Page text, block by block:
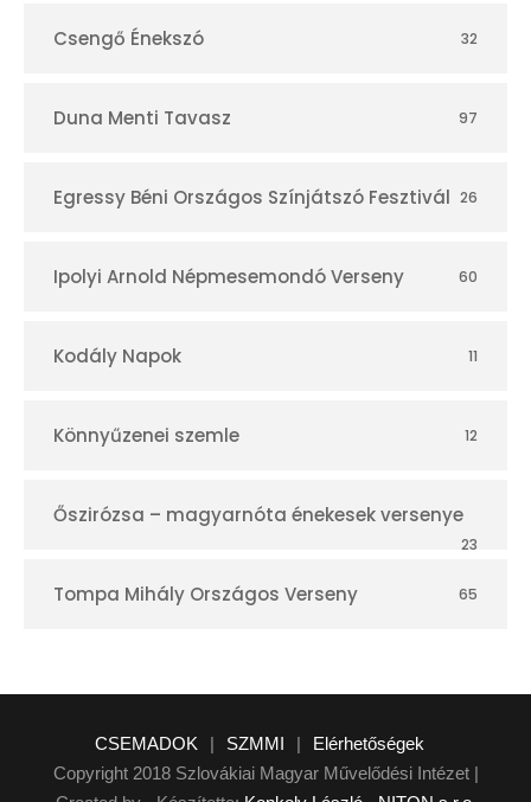
Csengő Énekszó 32
Duna Menti Tavasz 97
Egressy Béni Országos Színjátszó Fesztivál 26
Ipolyi Arnold Népmesemondó Verseny 60
Kodály Napok 11
Könnyűzenei szemle 12
Őszirózsa – magyarnóta énekesek versenye
23
Tompa Mihály Országos Verseny 65
CSEMADOK | SZMMI |
Elérhetőségek
Copyright 2018 Szlovákiai Magyar Művelődési Intézet |